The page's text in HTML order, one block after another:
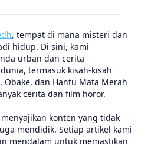
, tempat di mana misteri dan
hidup. Di sini, kami
urban dan cerita
termasuk kisah-kisah
dan Hantu Mata Merah
cerita dan film horor.
konten yang tidak
mendidik. Setiap artikel kami
mendalam untuk memastikan